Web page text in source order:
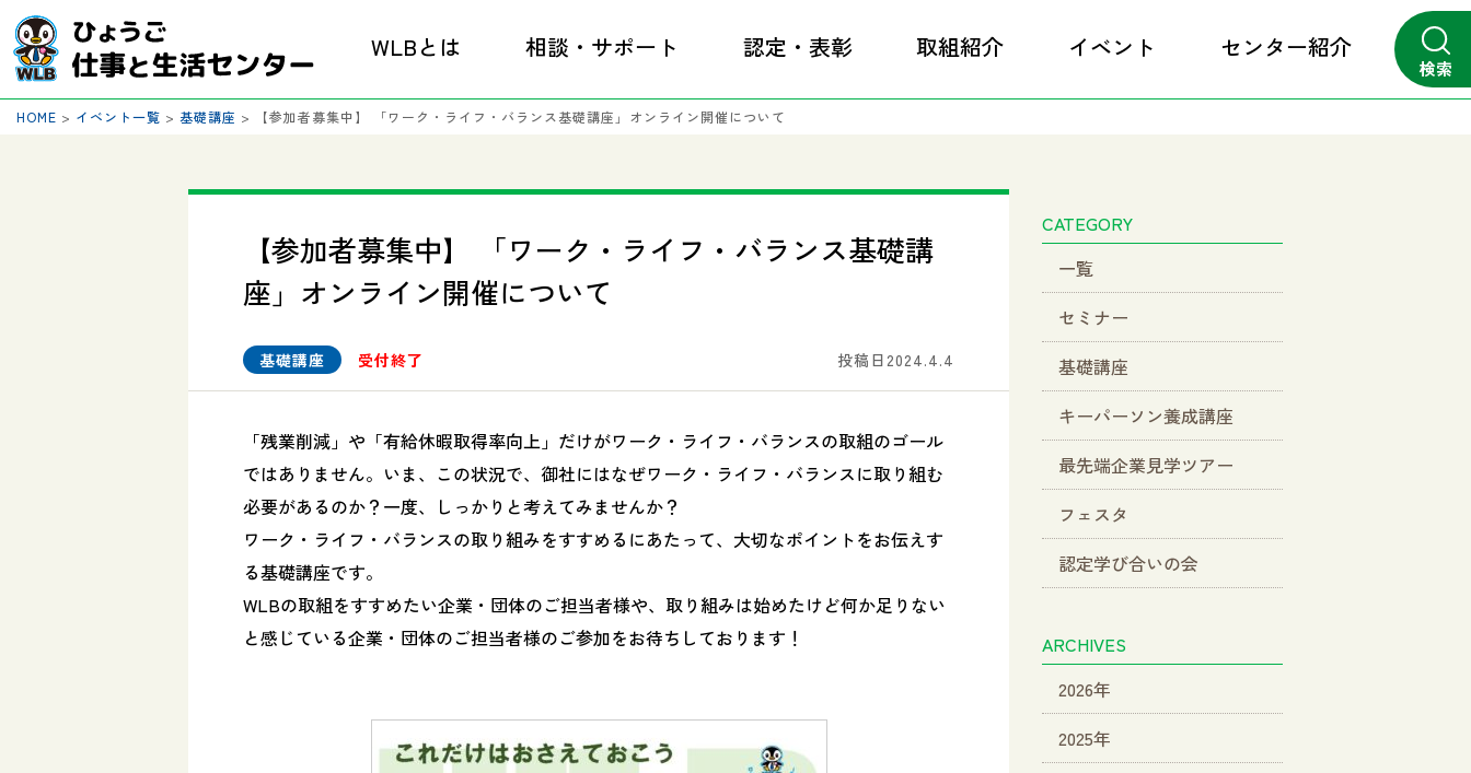
検索
WLBとは 相談・サポート 認定・表彰 取組紹介 イベント センター紹介
HOME > イベント一覧 > 基礎講座 > 【参加者募集中】 「ワーク・ライフ・バランス基礎講座」オンライン開催について
【参加者募集中】 「ワーク・ライフ・バランス基礎講
座」オンライン開催について
基礎講座 受付終了 投稿日2024.4.4
「残業削減」や「有給休暇取得率向上」だけがワーク・ライフ・バランスの取組のゴール
ではありません。いま、この状況で、御社にはなぜワーク・ライフ・バランスに取り組む
必要があるのか？一度、しっかりと考えてみませんか？
ワーク・ライフ・バランスの取り組みをすすめるにあたって、大切なポイントをお伝えす
る基礎講座です。
WLBの取組をすすめたい企業・団体のご担当者様や、取り組みは始めたけど何か足りない
と感じている企業・団体のご担当者様のご参加をお待ちしております！
CATEGORY
一覧
セミナー
基礎講座
キーパーソン養成講座
最先端企業見学ツアー
フェスタ
認定学び合いの会
ARCHIVES
2026年
2025年